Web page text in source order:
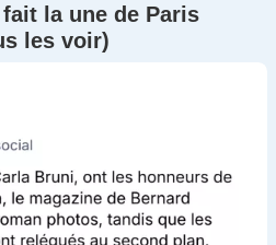
la une de Paris
les voir)